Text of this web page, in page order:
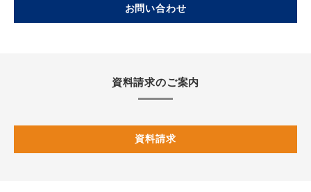
お問い合わせ
資料請求のご案内
資料請求